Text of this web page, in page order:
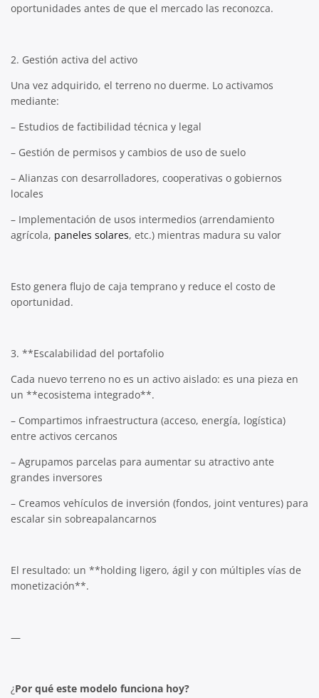
oportunidades antes de que el mercado las reconozca.
2. Gestión activa del activo
Una vez adquirido, el terreno no duerme. Lo activamos
mediante:
– Estudios de factibilidad técnica y legal
– Gestión de permisos y cambios de uso de suelo
– Alianzas con desarrolladores, cooperativas o gobiernos
locales
– Implementación de usos intermedios (arrendamiento
agrícola, paneles solares, etc.) mientras madura su valor
Esto genera flujo de caja temprano y reduce el costo de
oportunidad.
3. **Escalabilidad del portafolio
Cada nuevo terreno no es un activo aislado: es una pieza en
un **ecosistema integrado**.
– Compartimos infraestructura (acceso, energía, logística)
entre activos cercanos
– Agrupamos parcelas para aumentar su atractivo ante
grandes inversores
– Creamos vehículos de inversión (fondos, joint ventures) para
escalar sin sobreapalancarnos
El resultado: un **holding ligero, ágil y con múltiples vías de
monetización**.
—
¿Por qué este modelo funciona hoy?